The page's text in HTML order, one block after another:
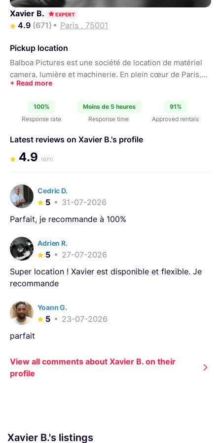
Xavier B. EXPERT
4.9 (671) Paris , 75001
Pickup location
Balboa Pictures est une société de location de matériel
camera, lumière et machinerie. En plein cœur de Paris,
nous sommes ouverts 7 jours sur 7, de 10h à 18h et
nous sommes orientés vers la marque Sony; nous avons
10 boitiers / cameras Sony FF et près de 50 objectifs
compatibles. Avec une expertise dans les domaines du
cinéma fiction et documentaire par notre expérience de
techniciens, et dans l'éclairage en particulier.
100%
Response rate
Moins de 5 heures
Response time
91%
Approved rentals
Latest reviews on Xavier B.'s profile
4.9 (671)
Cedric D.
5
31-07-2026
Parfait, je recommande à 100%
Adrien R.
5
27-07-2026
Super location ! Xavier est disponible et flexible. Je
recommande
Yoann G.
5
23-07-2026
parfait
View all comments about Xavier B. on their
profile
Xavier B.'s listings